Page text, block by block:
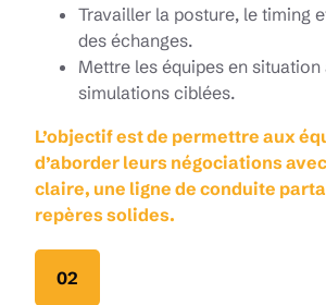
Travailler la posture, le timing
des échanges.
Mettre les équipes en situation
simulations ciblées.
L’objectif est de permettre aux
d’aborder leurs négociations
claire, une ligne de conduite
repères solides.
02